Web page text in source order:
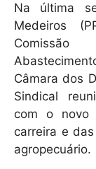
at
s
A
p
p
Na última
Medeiros
Câmara dos
Sindical
com o novo
carreira e
agropecuário.